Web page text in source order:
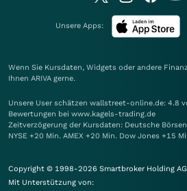
Unsere Apps:
Wenn Sie Kursdaten, Widgets oder andere
Ihnen ARIVA gerne.
Unsere User schätzen wallstreet-online.de: 4.8
Bewertungen bei www.kagels-trading.de
Zeitverzögerung der Kursdaten: Deutsche
NYSE +20 Min. AMEX +20 Min. Dow Jones +15
Copyright © 1998-2026 Smartbroker Holding
Mit Unterstützung von: